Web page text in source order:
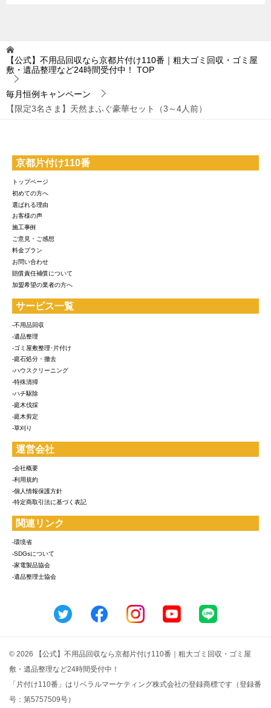
【公式】不用品回収なら京都片付け110番｜粗大ゴミ回収・ゴミ屋
敷・遺品整理など24時間受付中！
TOP
毎月恒例キャンペーン
【限定3名さま】天然まふぐ豪華セット（3～4人前）
京都片付け110番
トップページ
初めての方へ
選ばれる理由
お客様の声
施工事例
ご意見・ご感想
料金プラン
お問い合わせ
賠償責任補償について
加盟希望の業者の方へ
サービス一覧
-不用品回収
-遺品整理
-ゴミ屋敷整理･片付け
-庭石処分・撤去
-ハウスクリーニング
-特殊清掃
-ハチ駆除
-庭木伐採
-庭木剪定
-草刈り
運営会社
-会社概要
-利用規約
-個人情報保護方針
-特定商取引法に基づく表記
関連リンク
-環境省
-SDGsについて
-家電製品協会
-遺品整理士協会
© 2026 【公式】不用品回収なら京都片付け110番｜粗大ゴミ回収・ゴミ屋
敷・遺品整理など24時間受付中！
「片付け110番」はリベラルマーケティング株式会社の登録商標です（登録番
号：第5757509号）